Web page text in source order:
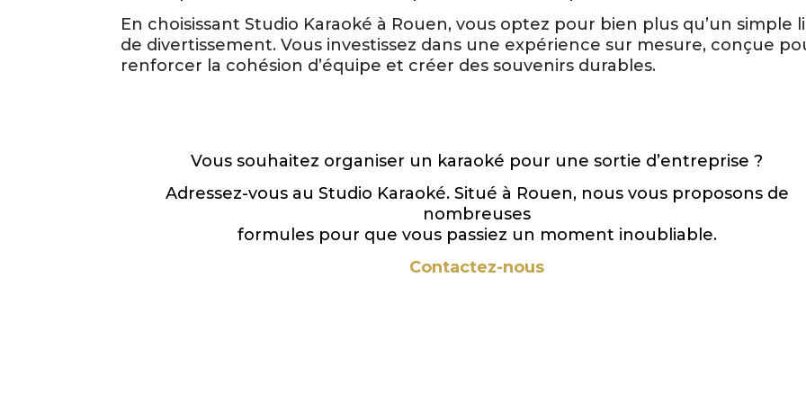
En choisissant Studio Karaoké à Rouen, vous optez pour bien plus qu’un simple
de divertissement. Vous investissez dans une expérience sur mesure, conçue
renforcer la cohésion d’équipe et créer des souvenirs durables.
Vous souhaitez organiser un karaoké pour une sortie d’entreprise ?
Adressez-vous au Studio Karaoké. Situé à Rouen, nous vous proposons de
nombreuses
formules pour que vous passiez un moment inoubliable.
Contactez-nous